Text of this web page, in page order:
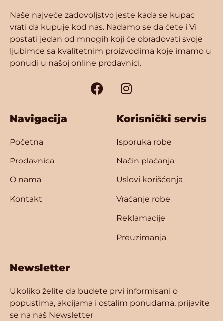
Naše najveće zadovoljstvo jeste kada se kupac
vrati da kupuje kod nas. Nadamo se da ćete i Vi
postati jedan od mnogih koji će obradovati svoje
ljubimce sa kvalitetnim proizvodima koje imamo u
ponudi u našoj online prodavnici.
Navigacija
Početna
Prodavnica
O nama
Kontakt
Korisnički servis
Isporuka robe
Način plaćanja
Uslovi korišćenja
Vraćanje robe
Reklamacije
Preuzimanja
Newsletter
Ukoliko želite da budete prvi informisani o
popustima, akcijama i ostalim ponudama, prijavite
se na naš Newsletter